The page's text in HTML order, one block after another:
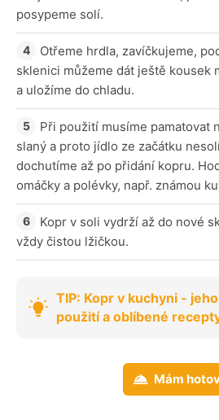
posypeme solí.
Otřeme hrdla, zavíčkujeme,
sklenici můžeme dát ještě kousek
a uložíme do chladu.
Při použití musíme pamatovat
slaný a proto jídlo ze začátku
dochutíme až po přidání kopru.
omáčky a polévky, např. známou
Kopr v soli vydrží až do nové
vždy čistou lžičkou.
TIP: Kopr v kuchyni -
použití a oblíbené
Mám